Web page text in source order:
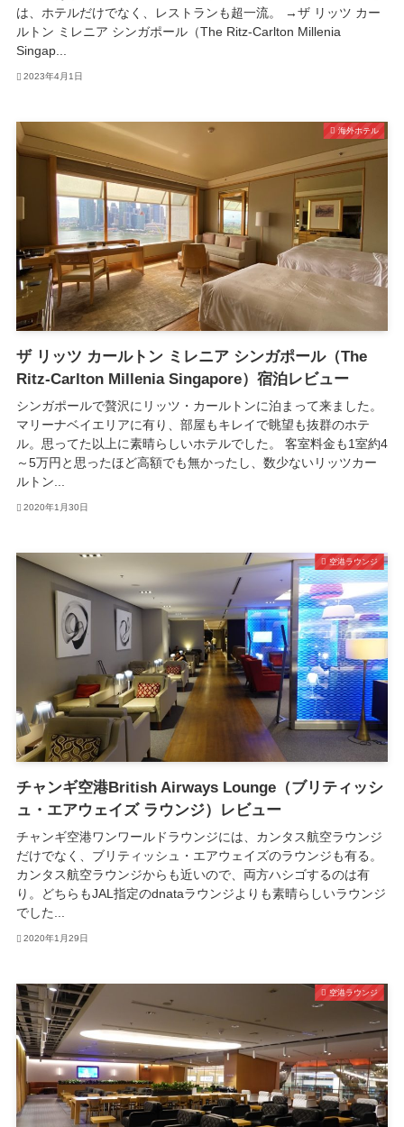
は、ホテルだけでなく、レストランも超一流。 →ザ リッツ カー
ルトン ミレニア シンガポール（The Ritz-Carlton Millenia
Singap...
2023年4月1日
海外ホテル
ザ リッツ カールトン ミレニア シンガポール（The
Ritz-Carlton Millenia Singapore）宿泊レビュー
シンガポールで贅沢にリッツ・カールトンに泊まって来ました。
マリーナベイエリアに有り、部屋もキレイで眺望も抜群のホテ
ル。思ってた以上に素晴らしいホテルでした。 客室料金も1室約4
～5万円と思ったほど高額でも無かったし、数少ないリッツカー
ルトン...
2020年1月30日
空港ラウンジ
チャンギ空港British Airways Lounge（ブリティッシ
ュ・エアウェイズ ラウンジ）レビュー
チャンギ空港ワンワールドラウンジには、カンタス航空ラウンジ
だけでなく、ブリティッシュ・エアウェイズのラウンジも有る。
カンタス航空ラウンジからも近いので、両方ハシゴするのは有
り。どちらもJAL指定のdnataラウンジよりも素晴らしいラウンジ
でした...
2020年1月29日
空港ラウンジ